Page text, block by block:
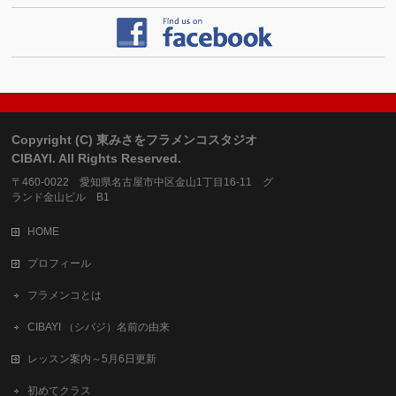
Copyright (C) 東みさをフラメンコスタジオ
CIBAYI. All Rights Reserved.
〒460-0022 愛知県名古屋市中区金山1丁目16-11 グ
ランド金山ビル B1
HOME
プロフィール
フラメンコとは
CIBAYI （シバジ）名前の由来
レッスン案内～5月6日更新
初めてクラス